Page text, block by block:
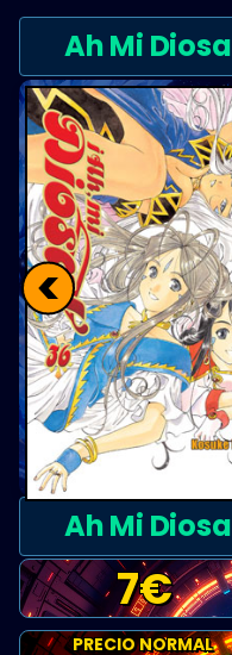
Ah Mi
<
Ah Mi
7€
PRECIO NORMAL